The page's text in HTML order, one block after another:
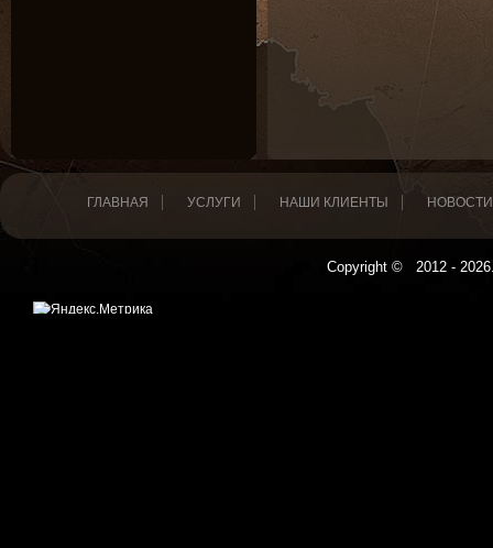
ГЛАВНАЯ УСЛУГИ НАШИ КЛИЕНТЫ НОВОСТИ
Copyright © 2012 - 2026.